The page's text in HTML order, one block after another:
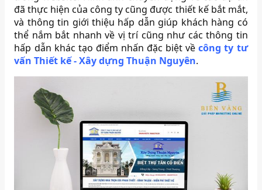
đã thực hiện của công ty cũng được thiết kế bắt mắt,
và thông tin giới thiệu hấp dẫn giúp khách hàng có
thể nắm bắt nhanh về vị trí cũng như các thông tin
hấp dẫn khác tạo điểm nhấn đặc biệt vềcông ty tư
vấn Thiết kế - Xây dựng Thuận Nguyên.